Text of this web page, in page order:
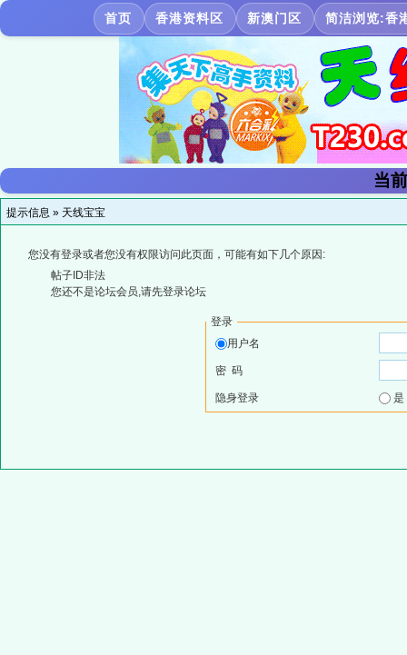
首页 香港资料区 新澳门区 简洁浏览:香
当
提示信息 » 天线宝宝
您没有登录或者您没有权限访问此页面，可能有如下几个原因:
帖子ID非法
您还不是论坛会员,请先登录论坛
登录
用户名
密 码
隐身登录